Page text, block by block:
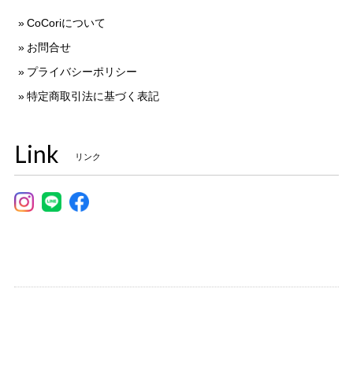
CoCoriについて
お問合せ
プライバシーポリシー
特定商取引法に基づく表記
Link リンク